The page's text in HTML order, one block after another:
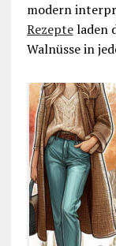
modern
Rezepteladen
Walnüsse in